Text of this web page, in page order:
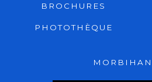
BROCHURES
PHOTOTHÈQUE